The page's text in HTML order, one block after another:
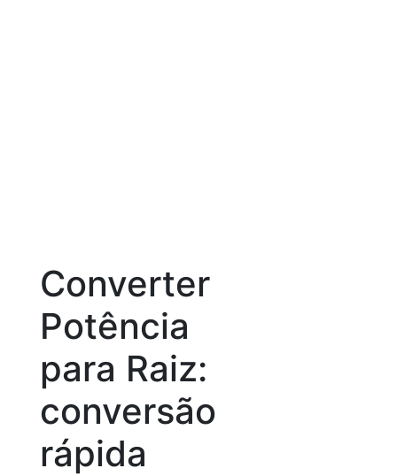
Converter
Potência
para Raiz:
conversão
rápida